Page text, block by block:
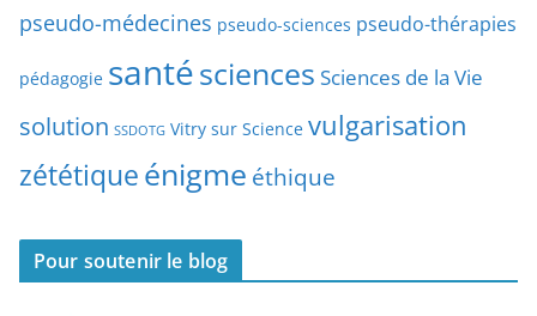
c
e
pseudo-médecines pseudo-sciences pseudo-thérapies
pédagogie santésciences Sciences de la Vie
solution SSDOTG Vitry sur Science vulgarisation
zététiqueénigme éthique
Pour soutenir le blog